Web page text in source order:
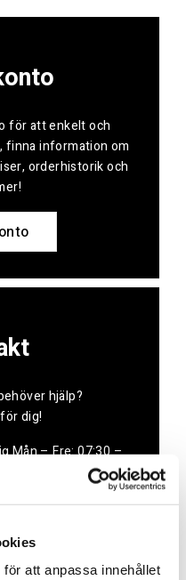
att anpassa innehållet
för att enkelt och
finna information om
orderhistorik och
hjälp?
dig!
Mån – Fre: 07:30 –